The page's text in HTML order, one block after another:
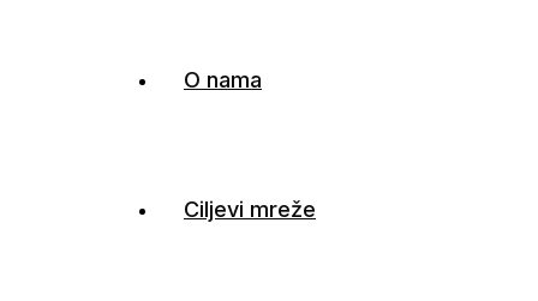
O nama
Ciljevi mreže